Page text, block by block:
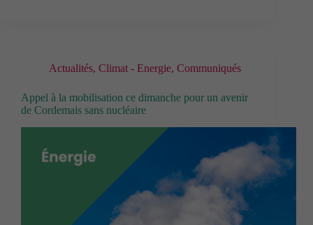
Actualités, Climat - Energie, Communiqués
Appel à la mobilisation ce dimanche pour un avenir
de Cordemais sans nucléaire